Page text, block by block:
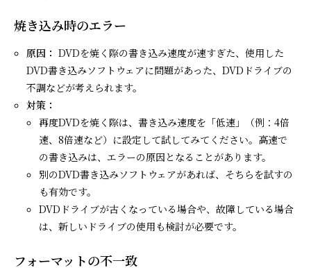
焼き込み時のエラー
原因： DVDを焼く際の書き込み速度が速すぎた、使用した
DVD書き込みソフトウェアに問題があった、DVDドライブの
不調などが考えられます。
対策：
再度DVDを焼く際は、書き込み速度を「低速」（例：4倍
速、8倍速など）に設定して試してみてください。高速で
の書き込みは、エラーの原因となることがあります。
別のDVD書き込みソフトウェアがあれば、そちらを試すの
も有効です。
DVDドライブが古くなっている場合や、故障している場合
は、新しいドライブの使用も検討が必要です。
フォーマットの不一致